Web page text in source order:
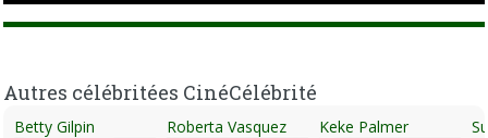
Autres célébritées CinéCélébrité
Betty Gilpin Roberta Vasquez Keke Palmer